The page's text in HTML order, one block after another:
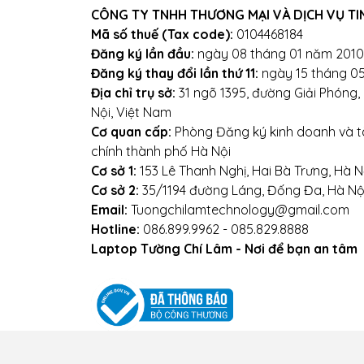
Tắt máy khi không sử dụng.
Mọi yêu cầu đặt hàng,
Địa chỉ: Số 153 Lê Thanh
CÔNG TY TNHH THƯƠNG MẠI VÀ DỊCH VỤ
Mã số thuế (Tax code): 0104468184
Đăng ký lần đầu: ngày 08 tháng 01 năm 2010
Đăng ký thay đổi lần thứ 11: ngày 15 tháng
Địa chỉ trụ sở: 31 ngõ 1395, đường Giải
Nội, Việt Nam
Cơ quan cấp: Phòng Đăng ký kinh doanh và
chính thành phố Hà Nội
Cơ sở 1: 153 Lê Thanh Nghị, Hai Bà Trưng, Hà
Cơ sở 2: 35/1194 đường Láng, Đống Đa, Hà
Email: Tuongchilamtechnology@gmail.com
Hotline: 086.899.9962 - 085.829.8888
Laptop Tường Chí Lâm - Nơi để bạn an tâm